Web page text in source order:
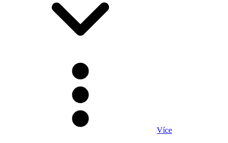
Více